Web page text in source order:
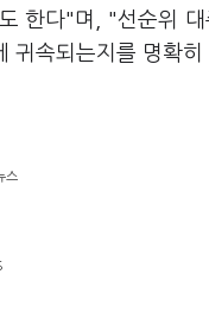
한다"며, "선순위
귀속되는지를 명확
스